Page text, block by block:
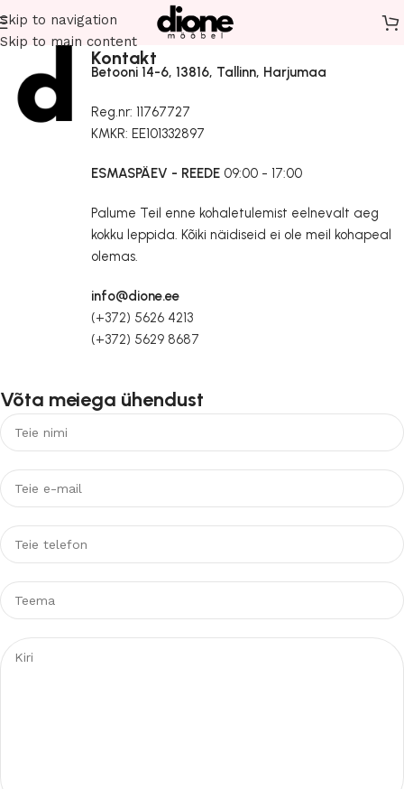
Skip to navigation
Skip to main content
Kontakt
Betooni 14-6, 13816, Tallinn, Harjumaa
Reg.nr: 11767727
KMKR: EE101332897
ESMASPÄEV - REEDE09:00 - 17:00
Palume Teil enne kohaletulemist eelnevalt aeg
kokku leppida. Kõiki näidiseid ei ole meil kohapeal
olemas.
info@dione.ee
(+372) 5626 4213
(+372) 5629 8687
Võta meiega ühendust